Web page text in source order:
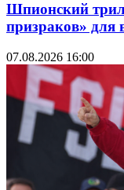
Шпионский
призраков» для
07.08.2026 16:00